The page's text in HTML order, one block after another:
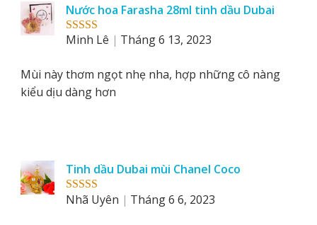
Rated 5out
Nước hoa Farasha 28ml tinh dầu Dubai
Minh Lê
Tháng 6 13, 2023
Mùi này thơm ngọt nhẹ nha, hợp những cô nàng
kiểu dịu dàng hơn
Rated5out
Tinh dầu Dubai mùi Chanel Coco
Nhã Uyên
Tháng 6 6, 2023